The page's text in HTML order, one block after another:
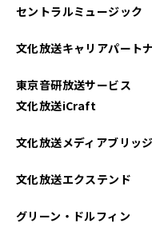
セントラルミュージック
文化放送キャリアパート
東京音研放送サービス
文化放送iCraft
文化放送メディアブリッジ
文化放送エクステンド
グリーン・ドルフィン